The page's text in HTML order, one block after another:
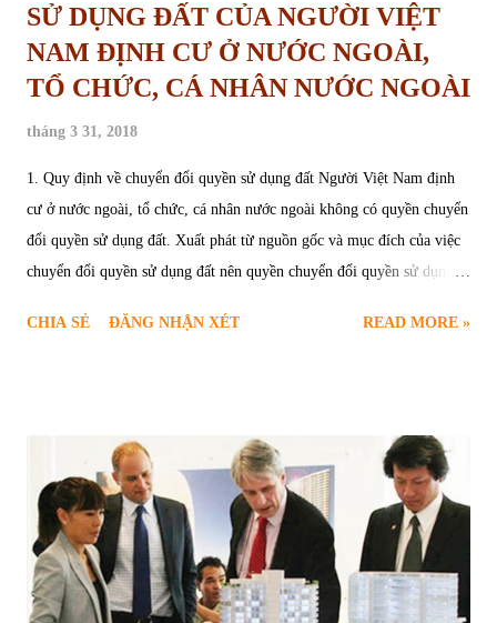
SỬ DỤNG ĐẤT CỦA NGƯỜI VIỆT
NAM ĐỊNH CƯ Ở NƯỚC NGOÀI,
TỔ CHỨC, CÁ NHÂN NƯỚC NGOÀI
tháng 3 31, 2018
1. Quy định về chuyển đổi quyền sử dụng đất Người Việt Nam định
cư ở nước ngoài, tổ chức, cá nhân nước ngoài không có quyền chuyển
đổi quyền sử dụng đất. Xuất phát từ nguồn gốc và mục đích của việc
chuyển đổi quyền sử dụng đất nên quyền chuyển đổi quyền sử dụng
phải mọi hộ gia đình, cá nhân đều có quyền chuyển đổi quyền sử
nông nghiệp hợp pháp từ người khác và họ chỉ được chuyển đổi
quyền sử dụng đất nông nghiệp này với hộ gia đình, cá nhân khác
trong cùng một địa bàn xã, phường, thị trấn. Như vậy, hộ gia đình, cá
nhân sử dụng đất nông nghiệp do được nhà nước cho thuê đất không
có quyền chuyển đổi quyền sử dụng đất nông nghiệp của mình. 2.
Quy định về chuyển nhượng quyền sử dụng đất a. Đối với người
CHIA SẺ ĐĂNG NHẬN XÉT READ MORE »